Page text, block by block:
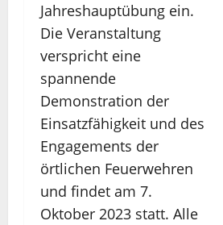
Jahreshauptübung ein.
Die Veranstaltung
verspricht eine
spannende
Demonstration der
Einsatzfähigkeit und des
Engagements der
örtlichen Feuerwehren
und findet am 7.
Oktober 2023 statt. Alle